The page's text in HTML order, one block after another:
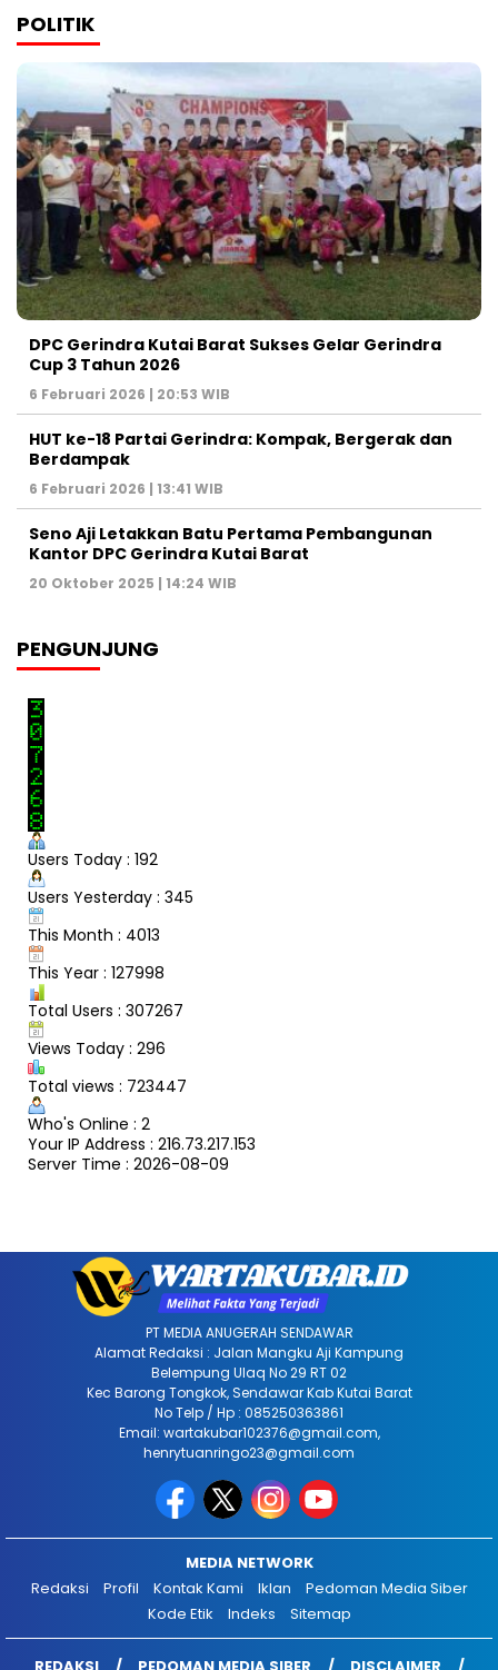
POLITIK
DPC Gerindra Kutai Barat Sukses Gelar Gerindra
Cup 3 Tahun 2026
6 Februari 2026 | 20:53 WIB
HUT ke-18 Partai Gerindra: Kompak, Bergerak dan
Berdampak
6 Februari 2026 | 13:41 WIB
Seno Aji Letakkan Batu Pertama Pembangunan
Kantor DPC Gerindra Kutai Barat
20 Oktober 2025 | 14:24 WIB
PENGUNJUNG
Users Today : 192
Users Yesterday : 345
This Month : 4013
This Year : 127998
Total Users : 307267
Views Today : 296
Total views : 723447
Who's Online : 2
Your IP Address : 216.73.217.153
Server Time : 2026-08-09
PT MEDIA ANUGERAH SENDAWAR
Alamat Redaksi : Jalan Mangku Aji Kampung
Belempung Ulaq No 29 RT 02
Kec Barong Tongkok, Sendawar Kab Kutai Barat
No Telp / Hp : 085250363861
Email: wartakubar102376@gmail.com,
henrytuanringo23@gmail.com
MEDIA NETWORK
Redaksi
Profil Kontak Kami Iklan
Pedoman Media Siber
Kode Etik
Indeks Sitemap